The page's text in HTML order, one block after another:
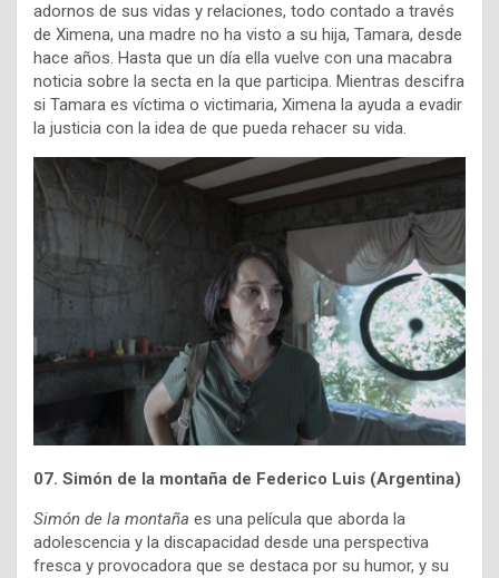
adornos de sus vidas y relaciones, todo contado a través
de Ximena, una madre no ha visto a su hija, Tamara, desde
hace años. Hasta que un día ella vuelve con una macabra
noticia sobre la secta en la que participa. Mientras descifra
si Tamara es víctima o victimaria, Ximena la ayuda a evadir
la justicia con la idea de que pueda rehacer su vida.
07. Simón de la montaña de Federico Luis (Argentina)
Simón de la montaña es una película que aborda la
adolescencia y la discapacidad desde una perspectiva
fresca y provocadora que se destaca por su humor, y su